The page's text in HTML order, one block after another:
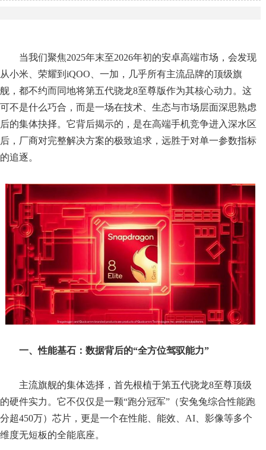
当我们聚焦2025年末至2026年初的安卓高端市场，会发现
从小米、荣耀到iQOO、一加，几乎所有主流品牌的顶级旗
舰，都不约而同地将第五代骁龙8至尊版作为其核心动力。这
可不是什么巧合，而是一场在技术、生态与市场层面深思熟虑
后的集体抉择。它背后揭示的，是在高端手机竞争进入深水区
后，厂商对完整解决方案的极致追求，远胜于对单一参数指标
的追逐。
一、性能基石：数据背后的“全方位驾驭能力”
主流旗舰的集体选择，首先根植于第五代骁龙8至尊顶级
的硬件实力。它不仅仅是一颗“跑分冠军”（安兔兔综合性能跑
分超450万）芯片，更是一个在性能、能效、AI、影像等多个
维度无短板的全能底座。